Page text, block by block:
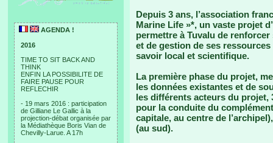
AGENDA !
2016
TIME TO SIT BACK AND
THINK
ENFIN LA POSSIBILITE DE
FAIRE PAUSE POUR
REFLECHIR
- 19 mars 2016 : participation
de Gilliane Le Gallic à la
projection-débat organisée par
la Médiathèque Boris Vian de
Chevilly-Larue. A 17h
Depuis 3 ans, l’association
Marine Life »*, un vaste projet
permettre à Tuvalu de
et de gestion de ses
savoir local et scientifique.
La première phase du projet,
les données existantes et de
les différents acteurs du projet,
pour la conduite du
capitale, au centre de
(au sud).